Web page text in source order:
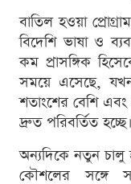
বাতিল হওয়া
বিদেশি ভাষা ও
কম প্রাসঙ্গিক
সময়ে এসেছে,
শতাংশের বেশি এবং
দ্রুত পরিবর্তিত হচ্ছে।
অন্যদিকে নতুন চালু
কৌশলের সঙ্গে